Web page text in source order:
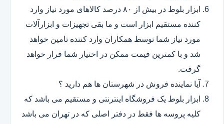
ابزار بلوط در بیش از ۸۰ درصد کالاهای مورد نیاز وارد
کننده مستقیم ابزار است و ما بقی تجهیزات و ابزارآلات
مورد نیاز شما توسط همکاران وارد کننده تامین خواهد
شد و با کمترین قیمت ممکن در اختیار شما قرار خواهد
گرفت.
آیا نماینده فروش در شهرستان ها هم دارید ؟
ابزار بلوط یک فروشگاه اینترنتی و مستقیم می باشد که
کلیه پروسه ها فقط در دفتر اصلی که در تهران می باشد